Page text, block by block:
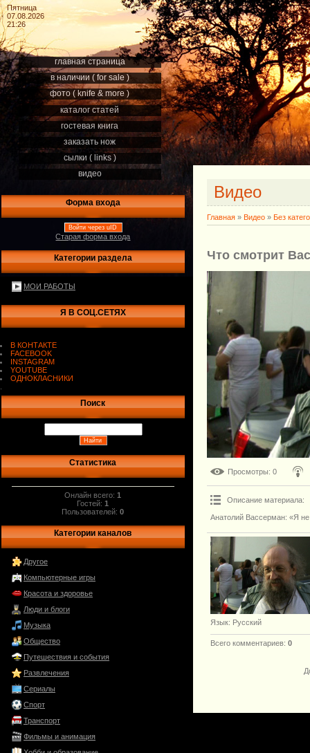
Пятница
07.08.2026
21:26
главная страница
в наличии ( for sale )
фото ( knife & more )
каталог статей
гостевая книга
заказать нож
сылки ( links )
видео
Форма входа
Войти через uID
Старая форма входа
Категории раздела
МОИ РАБОТЫ
Я В СОЦ.СЕТЯХ
В КОНТАКТЕ
FACEBOOK
INSTAGRAM
YOUTUBE
ОДНОКЛАСНИКИ
Поиск
Статистика
Онлайн всего:1
Гостей:1
Пользователей:0
Категории каналов
Другое
Компьютерные игры
Красота и здоровье
Люди и блоги
Музыка
Общество
Путешествия и события
Развлечения
Сериалы
Спорт
Транспорт
Фильмы и анимация
Видео
Главная » Видео » Без
Что смотрит
Просмотры: 0
Описание материала:
Анатолий Вассерман: «Я
Язык: Русский
Всего комментариев: 0